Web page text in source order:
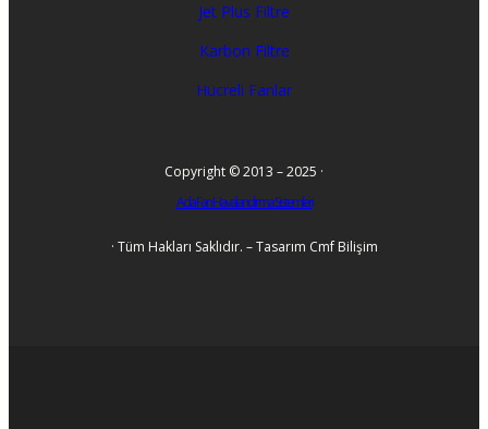
Jet Plus Filtre
Karbon Filtre
Hücreli Fanlar
Copyright © 2013 – 2025 ·
Ada Fan Havalandırma Sistemleri
· Tüm Hakları Saklıdır. – Tasarım Cmf Bilişim